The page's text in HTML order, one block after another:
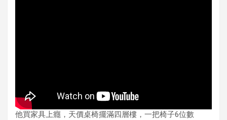
他買家具上癮，天價桌椅擺滿四層樓，一把椅子6位數